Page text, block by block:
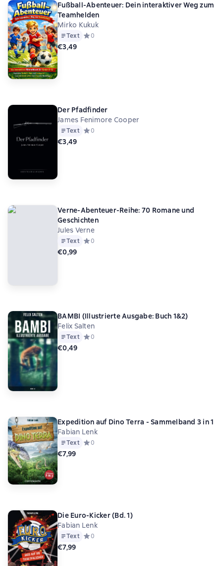
Fußball-Abenteuer: Dein interaktiver Weg zum
Teamhelden
Mirko Kukuk
Text Средний рейтинг 0 на основе 0 оценок
0
€3,49
Der Pfadfinder
James Fenimore Cooper
Text Средний рейтинг 0 на основе 0 оценок
0
€3,49
Verne-Abenteuer-Reihe: 70 Romane und
Geschichten
Jules Verne
Text Средний рейтинг 0 на основе 0 оценок
0
€0,99
BAMBI (Illustrierte Ausgabe: Buch 1&2)
Felix Salten
Text Средний рейтинг 0 на основе 0 оценок
0
€0,49
Expedition auf Dino Terra - Sammelband 3 in 1
Fabian Lenk
Text Средний рейтинг 0 на основе 0 оценок
0
€7,99
Die Euro-Kicker (Bd. 1)
Fabian Lenk
Text Средний рейтинг 0 на основе 0 оценок
0
€7,99